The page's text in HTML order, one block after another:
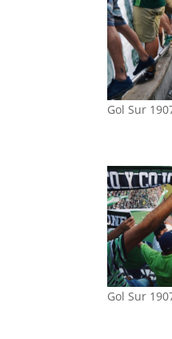
Gol Sur
Gol Sur